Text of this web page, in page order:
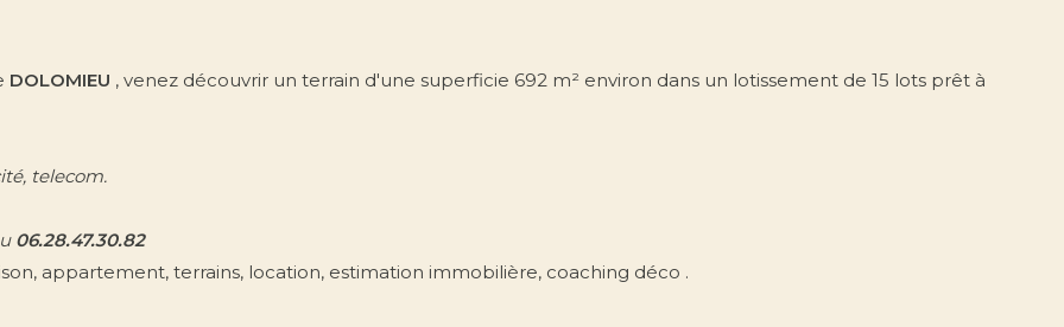
DOLOMIEU , venez découvrir un terrain d'une superficie 692 m² environ dans un lotissement de 15 lots prêt à
telecom.
06.28.47.30.82
appartement, terrains, location, estimation immobilière, coaching déco .